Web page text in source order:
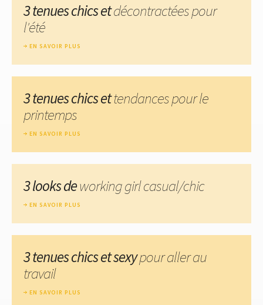
3 tenues chics etdécontractées pour
l'été
EN SAVOIR PLUS
3 tenues chics ettendances pour le
printemps
EN SAVOIR PLUS
3 looks deworking girl casual/chic
EN SAVOIR PLUS
3 tenues chics et sexypour aller au
travail
EN SAVOIR PLUS